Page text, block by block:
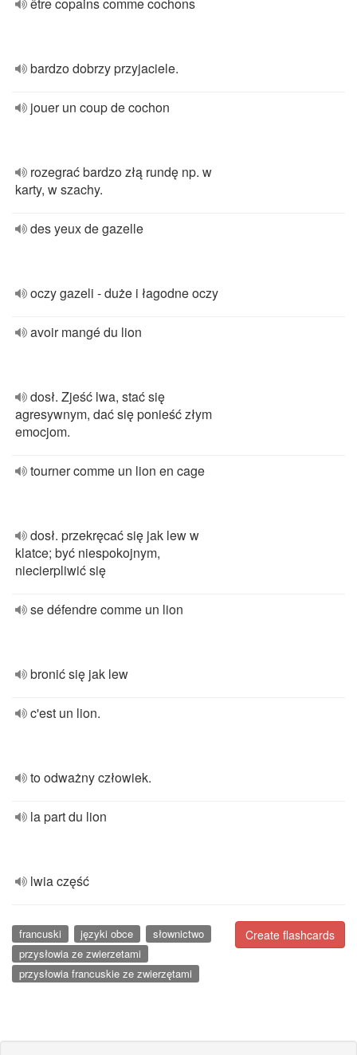
bardzo dobrzy przyjaciele.
jouer un coup de cochon
rozegrać bardzo złą rundę np. w
karty, w szachy.
des yeux de gazelle
oczy gazeli - duże i łagodne oczy
avoir mangé du lion
dosł. Zjeść lwa, stać się
agresywnym, dać się ponieść złym
emocjom.
tourner comme un lion en cage
dosł. przekręcać się jak lew w
klatce; być niespokojnym,
niecierpliwić się
se défendre comme un lion
bronić się jak lew
c'est un lion.
to odważny człowiek.
la part du lion
lwia część
Create flashcards
francuski języki obce
słownictwo
przysłowia ze zwierzetami
przysłowia francuskie ze zwierzętami